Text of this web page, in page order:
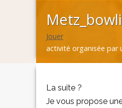
Jouer
activité organisée par
La suite ?
Je vous propose